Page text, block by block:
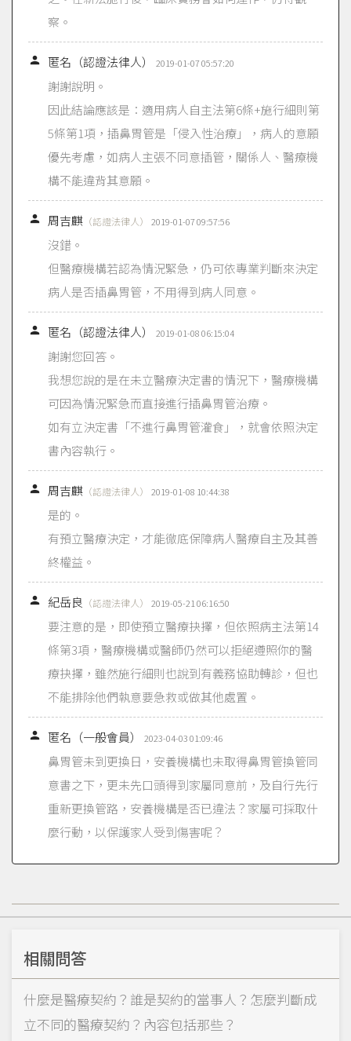
察。
 匿名（認證法律人） 2019-01-07 05:57:20
謝謝說明。
因此結論應該是：適用病人自主法第6條+施行細則第
5條第1項，插鼻胃管是「侵入性治療」，病人的意願
優先考慮，如病人主張不同意插管，關係人、醫療機
構不能違背其意願。
 周吉麒 （認證法律人） 2019-01-07 09:57:56
沒錯。
但醫療機構若認為情況緊急，仍可依專業判斷來決定
病人是否插鼻胃管，不用得到病人同意。
 匿名（認證法律人） 2019-01-08 06:15:04
謝謝您回答。
我想您說的是在未立醫療決定書的情況下，醫療機構
可因為情況緊急而直接進行插鼻胃管治療。
如有立決定書「不進行鼻胃管灌食」，就會依照決定
書內容執行。
 周吉麒 （認證法律人） 2019-01-08 10:44:38
是的。
有預立醫療決定，才能徹底保障病人醫療自主及其善
終權益。
 紀岳良 （認證法律人） 2019-05-21 06:16:50
要注意的是，即使預立醫療抉擇，但依照病主法第14
條第3項，醫療機構或醫師仍然可以拒絕遵照你的醫
療抉擇，雖然施行細則也說到有義務協助轉診，但也
不能排除他們執意要急救或做其他處置。
 匿名（一般會員） 2023-04-03 01:09:46
鼻胃管未到更換日，安養機構也未取得鼻胃管換管同
意書之下，更未先口頭得到家屬同意前，及自行先行
重新更換管路，安養機構是否已違法？家屬可採取什
麼行動，以保護家人受到傷害呢？
相關問答
什麼是醫療契約？誰是契約的當事人？怎麼判斷成
立不同的醫療契約？內容包括那些？